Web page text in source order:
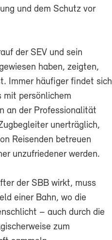
und dem Schutz vor
der SEV und sein
haben, zeigten,
Immer häufiger findet sich
mit persönlichem
an der Professionalität
unerträglich,
Reisenden betreuen
unzufriedener werden.
der SBB wirkt, muss
einer Bahn, wo die
– auch durch die
zum